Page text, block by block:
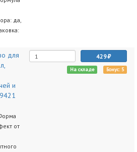
да,
для
и
от
429
На складе Бонус: 5